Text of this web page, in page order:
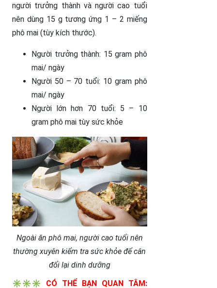
người trưởng thành và người cao tuổi
nên dùng 15 g tương ứng 1 – 2 miếng
phô mai (tùy kích thước).
Người trưởng thành: 15 gram phô
mai/ ngày
Người 50 – 70 tuổi: 10 gram phô
mai/ ngày
Người lớn hơn 70 tuổi: 5 – 10
gram phô mai tùy sức khỏe
Ngoài ăn phô mai, người cao tuổi nên
thường xuyên kiểm tra sức khỏe để cân
đối lại dinh dưỡng
✳️✳️✳️ CÓ THỂ BẠN QUAN TÂM: